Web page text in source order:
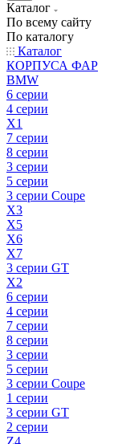
Каталог
По всему сайту
По каталогу
Каталог
КОРПУСА ФАР
BMW
6 серии
4 серии
X1
7 серии
8 серии
3 серии
5 серии
3 серии Coupe
X3
X5
X6
X7
3 серии GT
X2
6 серии
4 серии
7 серии
8 серии
3 серии
5 серии
3 серии Coupe
1 серии
3 серии GT
2 серии
Z4